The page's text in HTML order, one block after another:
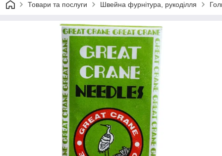
Товари та послуги Швейна фурнітура, рукоділля